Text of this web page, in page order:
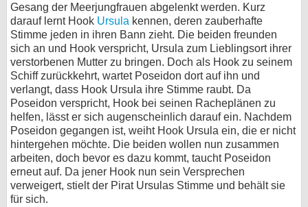
Gesang der Meerjungfrauen abgelenkt werden. Kurz
darauf lernt Hook Ursula kennen, deren zauberhafte
Stimme jeden in ihren Bann zieht. Die beiden freunden
sich an und Hook verspricht, Ursula zum Lieblingsort ihrer
verstorbenen Mutter zu bringen. Doch als Hook zu seinem
Schiff zurückkehrt, wartet Poseidon dort auf ihn und
verlangt, dass Hook Ursula ihre Stimme raubt. Da
Poseidon verspricht, Hook bei seinen Racheplänen zu
helfen, lässt er sich augenscheinlich darauf ein. Nachdem
Poseidon gegangen ist, weiht Hook Ursula ein, die er nicht
hintergehen möchte. Die beiden wollen nun zusammen
arbeiten, doch bevor es dazu kommt, taucht Poseidon
erneut auf. Da jener Hook nun sein Versprechen
verweigert, stielt der Pirat Ursulas Stimme und behält sie
für sich.